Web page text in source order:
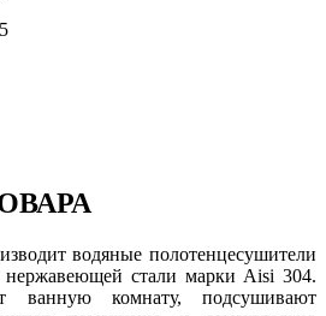
водяные полотенцесушители
стали марки Aisi 304.
ванную комнату, подсушивают